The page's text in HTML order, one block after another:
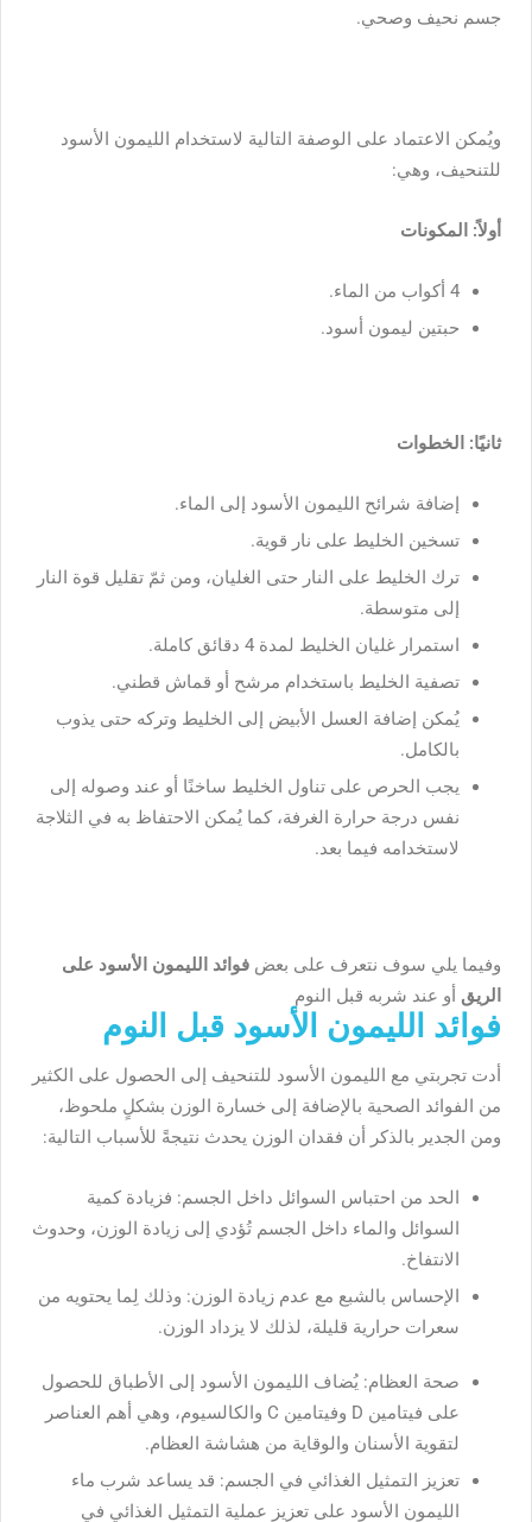
جسم نحيف وصحي.
ويُمكن الاعتماد على الوصفة التالية لاستخدام الليمون الأسود
للتنحيف، وهي:
أولاً: المكونات
4 أكواب من الماء.
حبتين ليمون أسود.
ثانيًا: الخطوات
إضافة شرائح الليمون الأسود إلى الماء.
تسخين الخليط على نار قوية.
ترك الخليط على النار حتى الغليان، ومن ثمّ تقليل قوة النار
إلى متوسطة.
استمرار غليان الخليط لمدة 4 دقائق كاملة.
تصفية الخليط باستخدام مرشح أو قماش قطني.
يُمكن إضافة العسل الأبيض إلى الخليط وتركه حتى يذوب
بالكامل.
يجب الحرص على تناول الخليط ساخنًا أو عند وصوله إلى
نفس درجة حرارة الغرفة، كما يُمكن الاحتفاظ به في الثلاجة
لاستخدامه فيما بعد.
وفيما يلي سوف نتعرف على بعض فوائد الليمون الأسود على
الريق أو عند شربه قبل النوم
فوائد الليمون الأسود قبل النوم
أدت تجربتي مع الليمون الأسود للتنحيف إلى الحصول على الكثير
من الفوائد الصحية بالإضافة إلى خسارة الوزن بشكلٍ ملحوظ،
ومن الجدير بالذكر أن فقدان الوزن يحدث نتيجةً للأسباب التالية:
الحد من احتباس السوائل داخل الجسم: فزيادة كمية
السوائل والماء داخل الجسم تُؤدي إلى زيادة الوزن، وحدوث
الانتفاخ.
الإحساس بالشبع مع عدم زيادة الوزن: وذلك لِما يحتويه من
سعرات حرارية قليلة، لذلك لا يزداد الوزن.
صحة العظام: يُضاف الليمون الأسود إلى الأطباق للحصول
على فيتامين D وفيتامين C والكالسيوم، وهي أهم العناصر
لتقوية الأسنان والوقاية من هشاشة العظام.
تعزيز التمثيل الغذائي في الجسم: قد يساعد شرب ماء
الليمون الأسود على تعزيز عملية التمثيل الغذائي في